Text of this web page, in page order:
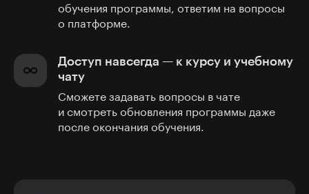
обучения программы, ответим на вопросы
о платформе.
Доступ навсегда — к курсу и учебному
чату
Сможете задавать вопросы в чате
и смотреть обновления программы даже
после окончания обучения.